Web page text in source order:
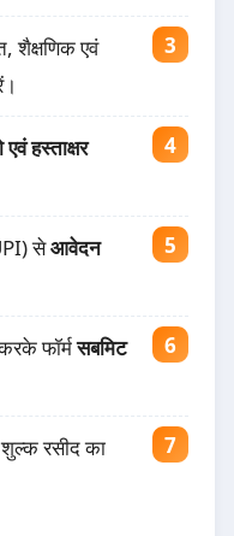
शैक्षणिक एवं
एवं हस्ताक्षर
सेआवेदन
फॉर्मसबमिट
शुल्क रसीद का